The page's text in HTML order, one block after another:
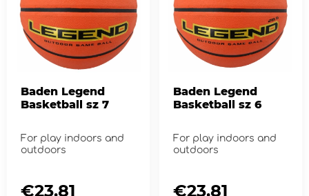
Baden Legend
Basketball sz 7
For play indoors and
outdoors
€23.81
Baden Legend
Basketball sz 6
For play indoors and
outdoors
€23.81